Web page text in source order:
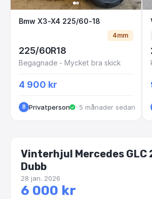
Bmw X3-X4 225/60-18
Bmw X3-X4 225/60-18
4mm
225/60R18
Begagnade - Mycket bra skick
4 900 kr
B Privatperson ·Tenhult
·5 månader sedan
Vinterhjul Mercedes GLC
Dubb
28 jan. 2026
6 000 kr